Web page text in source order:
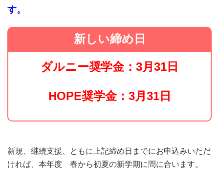
す。
新しい締め日
ダルニー奨学金：3月31日
HOPE奨学金：3月31日
新規、継続支援、ともに上記締め日までにお申込みいただ
ければ、本年度 春から初夏の新学期に間に合います。